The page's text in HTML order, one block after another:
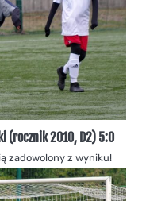
(rocznik 2010, D2) 5:0
zadowolony z wyniku!